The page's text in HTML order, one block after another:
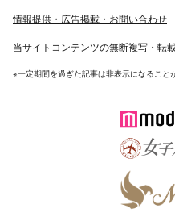
情報提供・広告掲載・お問い合わせ
当サイトコンテンツの無断複写・転
※一定期間を過ぎた記事は非表示になること